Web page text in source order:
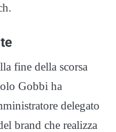
fine della scorsa
Gobbi ha
delegato
brand che realizza